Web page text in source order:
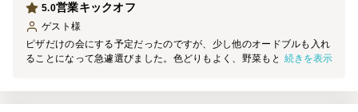
営業キックオフ
5.0
ゲスト 様
ピザだけの会にする予定だったのですが、少し他のオードブルも入れ
ることになって急遽選びました。色どりもよく、野菜もとれるし、脂
続きを表示